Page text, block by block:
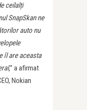
ceilalți
SnapSkan ne
auto nu
îl are aceasta
” a afirmat
Nokian